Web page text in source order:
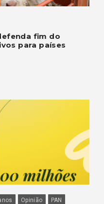
fim do
para países
Opinião
PAN